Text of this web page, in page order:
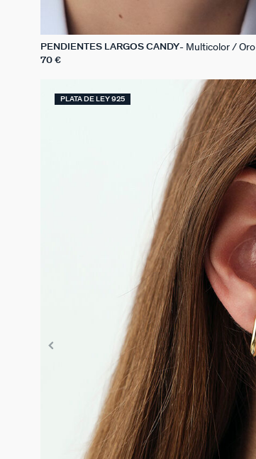
PENDIENTES LARGOS CANDY Multicolor / Oro
70 €
PLATA DE LEY 925